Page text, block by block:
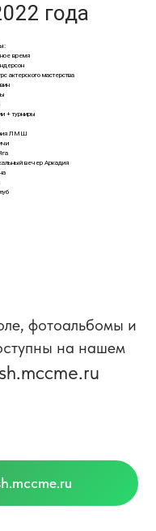
время
актерского мастерства
+ турниры
ЛМШ
вечер Аркадия
года
фотоальбомы и
на нашем